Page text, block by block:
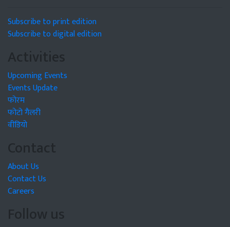
Subscribe to print edition
Subscribe to digital edition
Activities
Upcoming Events
Events Update
फोरम
फोटो गैलरी
वीडियो
Contact
About Us
Contact Us
Careers
Follow us